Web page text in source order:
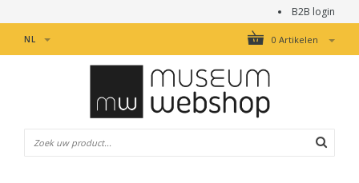
B2B login
0 Artikelen
NL